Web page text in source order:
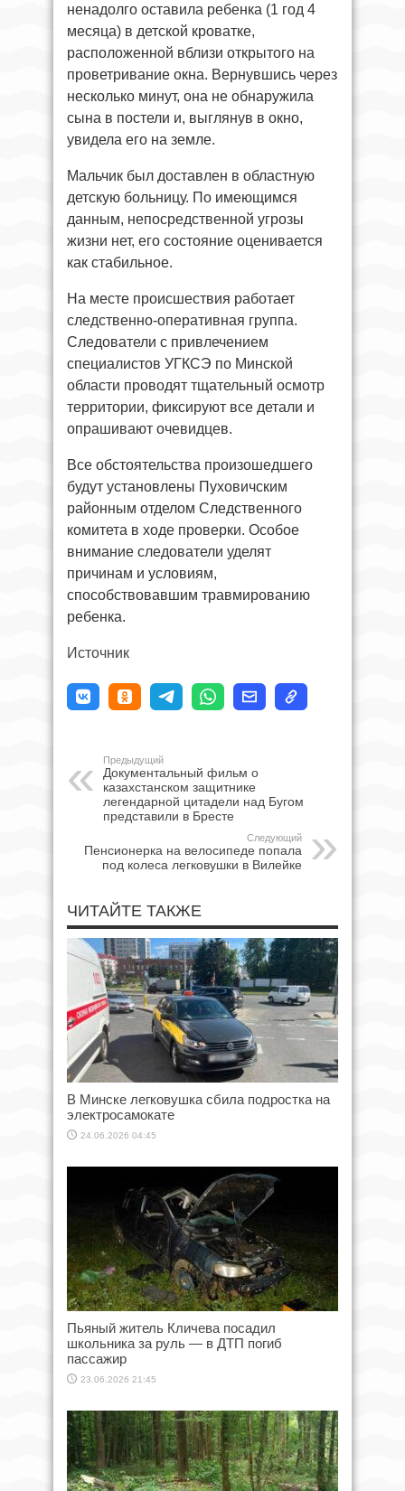
ненадолго оставила ребенка (1 год 4
месяца) в детской кроватке,
расположенной вблизи открытого на
проветривание окна. Вернувшись через
несколько минут, она не обнаружила
сына в постели и, выглянув в окно,
увидела его на земле.
Мальчик был доставлен в областную
детскую больницу. По имеющимся
данным, непосредственной угрозы
жизни нет, его состояние оценивается
как стабильное.
На месте происшествия работает
следственно-оперативная группа.
Следователи с привлечением
специалистов УГКСЭ по Минской
области проводят тщательный осмотр
территории, фиксируют все детали и
опрашивают очевидцев.
Все обстоятельства произошедшего
будут установлены Пуховичским
районным отделом Следственного
комитета в ходе проверки. Особое
внимание следователи уделят
причинам и условиям,
способствовавшим травмированию
ребенка.
Источник
Предыдущий
Документальный фильм о
казахстанском защитнике
легендарной цитадели над Бугом
представили в Бресте
Следующий
Пенсионерка на велосипеде попала
под колеса легковушки в Вилейке
ЧИТАЙТЕ ТАКЖЕ
В Минске легковушка сбила подростка на
электросамокате
24.06.2026 04:45
Пьяный житель Кличева посадил
школьника за руль — в ДТП погиб
пассажир
23.06.2026 21:45